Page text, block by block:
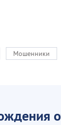
Мошенники